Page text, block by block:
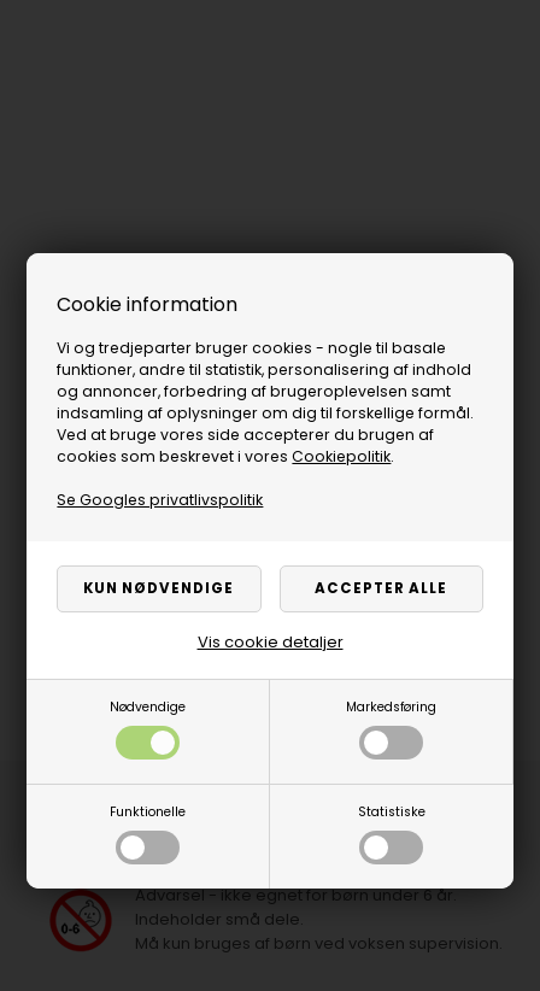
Cookie information
Vi og tredjeparter bruger cookies - nogle til basale
funktioner, andre til statistik, personalisering af indhold
og annoncer, forbedring af brugeroplevelsen samt
indsamling af oplysninger om dig til forskellige formål.
Ved at bruge vores side accepterer du brugen af
cookies som beskrevet i voresCookiepolitik.
Se Googles privatlivspolitik
Nødvendige Markedsføring
Funktionelle Statistiske
Vis cookie detaljer
Produktbeskrivelse
Advarsel - ikke egnet for børn under 6 år.
Indeholder små dele.
Må kun bruges af børn ved voksen supervision.